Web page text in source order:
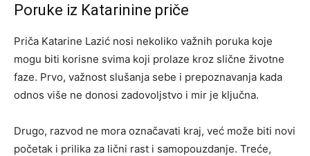
Poruke iz Katarinine priče
Priča Katarine Lazić nosi nekoliko važnih poruka koje
mogu biti korisne svima koji prolaze kroz slične životne
faze. Prvo, važnost slušanja sebe i prepoznavanja kada
odnos više ne donosi zadovoljstvo i mir je ključna.
Drugo, razvod ne mora označavati kraj, već može biti novi
početak i prilika za lični rast i samopouzdanje. Treće,